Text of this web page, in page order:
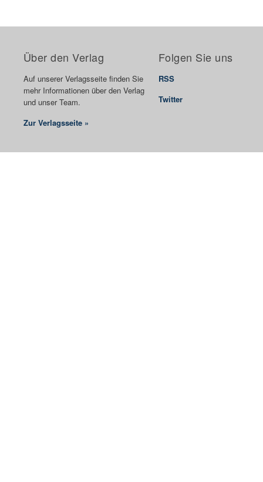
Über den Verlag
Auf unserer Verlagsseite finden Sie
mehr Informationen über den Verlag
und unser Team.
Zur Verlagsseite »
Folgen Sie uns
RSS
Twitter